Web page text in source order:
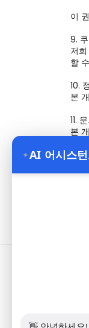
이
9.
저
할
10.
본
11.
본
주
전화:
✦AI 어시스